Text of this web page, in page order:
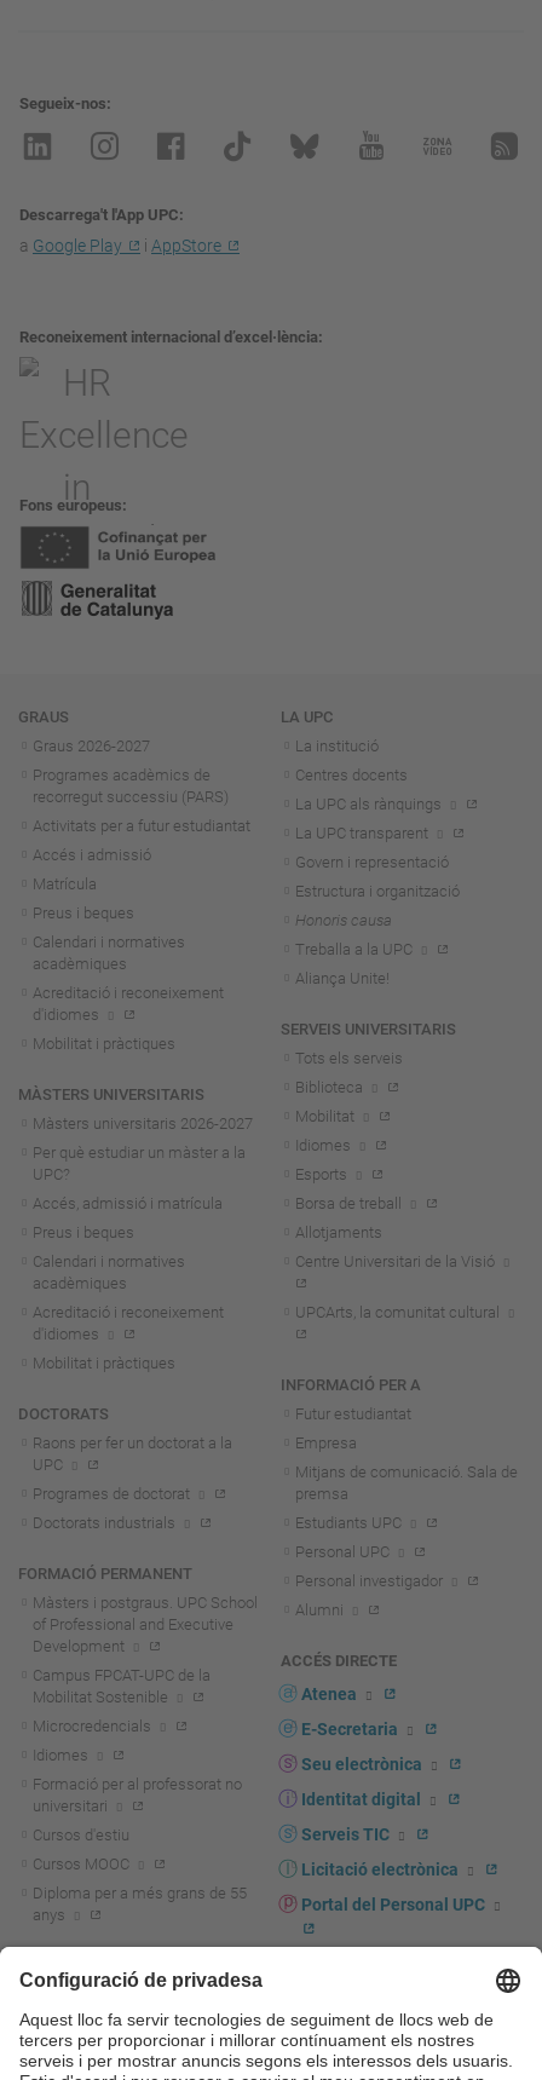
Segueix-nos
Descarrega't l'App UPC
a Google Play i AppStore
Reconeixement internacional d’excel·lència
Fons europeus
Navegació
GRAUS
Graus 2026-2027
Programes acadèmics de
recorregut successiu (PARS)
Activitats per a futur estudiantat
Accés i admissió
Matrícula
Preus i beques
Calendari i normatives
acadèmiques
Acreditació i reconeixement
d'idiomes
Mobilitat i pràctiques
MÀSTERS UNIVERSITARIS
Màsters universitaris 2026-2027
Per què estudiar un màster a la
UPC?
Accés, admissió i matrícula
Preus i beques
Calendari i normatives
acadèmiques
Acreditació i reconeixement
d'idiomes
Mobilitat i pràctiques
DOCTORATS
Raons per fer un doctorat a la
UPC
Programes de doctorat
Doctorats industrials
FORMACIÓ PERMANENT
Màsters i postgraus. UPC School
of Professional and Executive
Development
Campus FPCAT-UPC de la
Mobilitat Sostenible
Microcredencials
Idiomes
Formació per al professorat no
universitari
Cursos d'estiu
Cursos MOOC
Diploma per a més grans de 55
anys
Actualitat R+D+I
La recerca a la UPC
La transferència, l'emprenedoria i
la innovació a la UPC
LA UPC
La institució
Centres docents
La UPC als rànquings
La UPC transparent
Govern i representació
Estructura i organització
Honoris causa
Treballa a la UPC
Aliança Unite!
SERVEIS UNIVERSITARIS
Tots els serveis
Biblioteca
Mobilitat
Idiomes
Esports
Borsa de treball
Allotjaments
Centre Universitari de la Visió
UPCArts, la comunitat cultural
INFORMACIÓ PER A
Futur estudiantat
Empresa
Mitjans de comunicació. Sala de
premsa
Estudiants UPC
Personal UPC
Personal investigador
Alumni
ACCÉS DIRECTE
Atenea
E-Secretaria
Seu electrònica
Identitat digital
Serveis TIC
Licitació electrònica
Portal del Personal UPC
UPCshop, marxandatge
Sala de premsa